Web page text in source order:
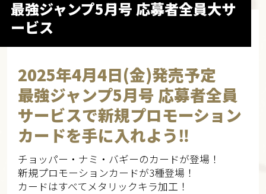
最強ジャンプ5月号 応募者全員大サ
ービス
2025年4月4日(金)発売予定​
最強ジャンプ5月号 応募者全員
サービスで新規プロモーション
カードを手に入れよう‼
チョッパー・ナミ・バギーのカードが登場！
新規プロモーションカードが3種登場！
カードはすべてメタリックキラ加工！